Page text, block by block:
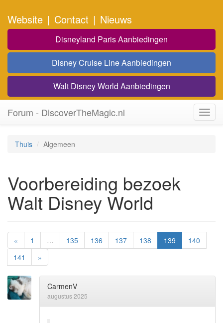
Website | Contact | Nieuws
Disneyland Paris Aanbiedingen
Disney Cruise Line Aanbiedingen
Walt Disney World Aanbiedingen
Forum - DiscoverTheMagic.nl
Thuis Algemeen
Voorbereiding bezoek
Walt Disney World
« 1 … 135 136 137 138 139
140
141
»
CarmenV
augustus 2025